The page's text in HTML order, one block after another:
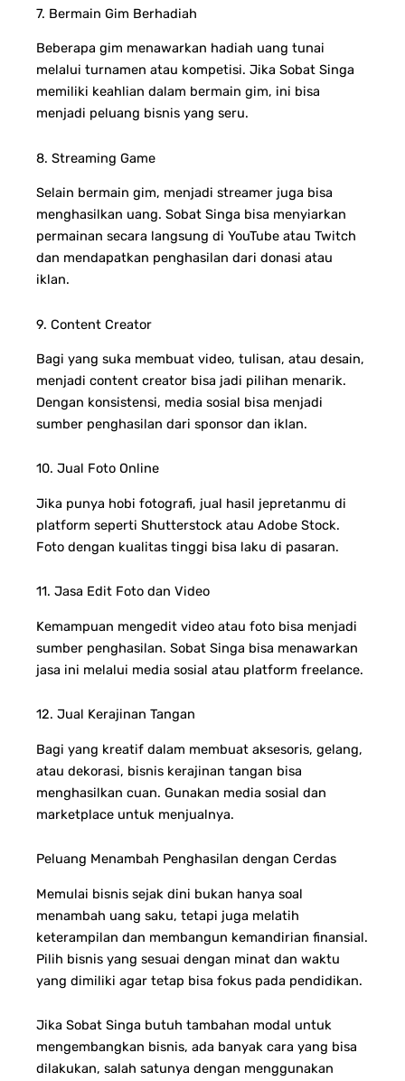
7. Bermain Gim Berhadiah
Beberapa gim menawarkan hadiah uang tunai
melalui turnamen atau kompetisi. Jika Sobat Singa
memiliki keahlian dalam bermain gim, ini bisa
menjadi peluang bisnis yang seru.
8. Streaming Game
Selain bermain gim, menjadi streamer juga bisa
menghasilkan uang. Sobat Singa bisa menyiarkan
permainan secara langsung di YouTube atau Twitch
dan mendapatkan penghasilan dari donasi atau
iklan.
9. Content Creator
Bagi yang suka membuat video, tulisan, atau desain,
menjadi content creator bisa jadi pilihan menarik.
Dengan konsistensi, media sosial bisa menjadi
sumber penghasilan dari sponsor dan iklan.
10. Jual Foto Online
Jika punya hobi fotografi, jual hasil jepretanmu di
platform seperti Shutterstock atau Adobe Stock.
Foto dengan kualitas tinggi bisa laku di pasaran.
11. Jasa Edit Foto dan Video
Kemampuan mengedit video atau foto bisa menjadi
sumber penghasilan. Sobat Singa bisa menawarkan
jasa ini melalui media sosial atau platform freelance.
12. Jual Kerajinan Tangan
Bagi yang kreatif dalam membuat aksesoris, gelang,
atau dekorasi, bisnis kerajinan tangan bisa
menghasilkan cuan. Gunakan media sosial dan
marketplace untuk menjualnya.
Peluang Menambah Penghasilan dengan Cerdas
Memulai bisnis sejak dini bukan hanya soal
menambah uang saku, tetapi juga melatih
keterampilan dan membangun kemandirian finansial.
Pilih bisnis yang sesuai dengan minat dan waktu
yang dimiliki agar tetap bisa fokus pada pendidikan.
Jika Sobat Singa butuh tambahan modal untuk
mengembangkan bisnis, ada banyak cara yang bisa
dilakukan, salah satunya dengan menggunakan